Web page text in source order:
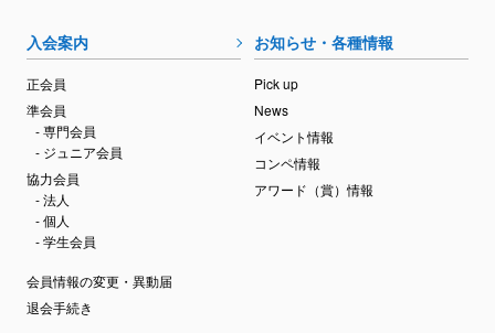
入会案内
正会員
準会員
- 専門会員
- ジュニア会員
協力会員
- 法人
- 個人
- 学生会員
会員情報の変更・異動届
退会手続き
お知らせ・各種情報
Pick up
News
イベント情報
コンペ情報
アワード（賞）情報